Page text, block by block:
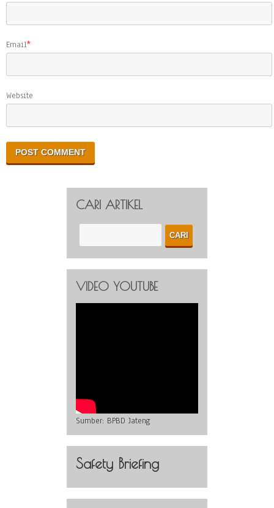
Email*
Website
CARI ARTIKEL
VIDEO YOUTUBE
Sumber: BPBD Jateng
Safety Briefing